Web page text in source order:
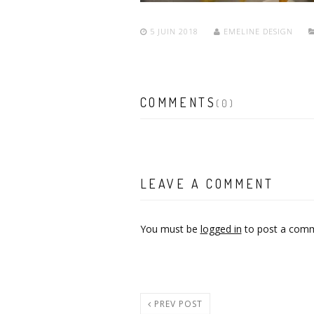
5 JUIN 2018 EMELINE DESIGN
COMMENTS (0)
LEAVE A COMMENT
You must be logged in to post a
PREV POST